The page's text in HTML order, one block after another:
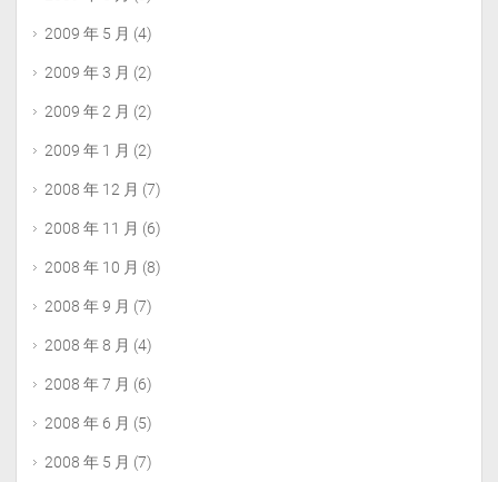
2009 年 5 月 (4)
2009 年 3 月 (2)
2009 年 2 月 (2)
2009 年 1 月 (2)
2008 年 12 月 (7)
2008 年 11 月 (6)
2008 年 10 月 (8)
2008 年 9 月 (7)
2008 年 8 月 (4)
2008 年 7 月 (6)
2008 年 6 月 (5)
2008 年 5 月 (7)